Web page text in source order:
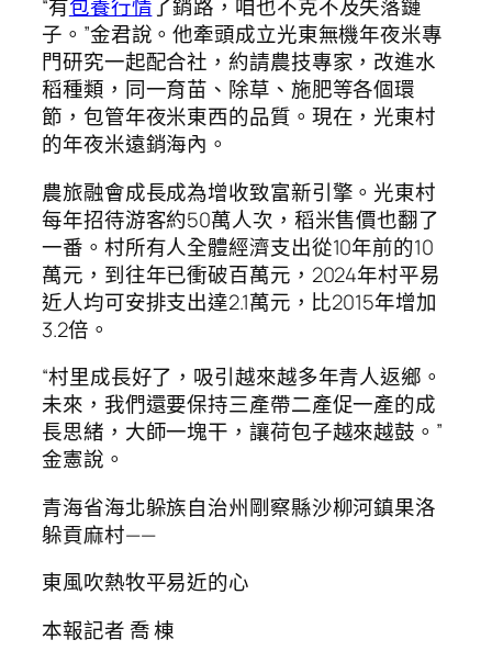
“有包養行情了銷路，咱也不克不及失落鏈
子。”金君說。他牽頭成立光東無機年夜米專
門研究一起配合社，約請農技專家，改進水
稻種類，同一育苗、除草、施肥等各個環
節，包管年夜米東西的品質。現在，光東村
的年夜米遠銷海內。
農旅融會成長成為增收致富新引擎。光東村
每年招待游客約50萬人次，稻米售價也翻了
一番。村所有人全體經濟支出從10年前的10
萬元，到往年已衝破百萬元，2024年村平易
近人均可安排支出達2.1萬元，比2015年增加
3.2倍。
“村里成長好了，吸引越來越多年青人返鄉。
未來，我們還要保持三產帶二產促一產的成
長思緒，大師一塊干，讓荷包子越來越鼓。”
金憲說。
青海省海北躲族自治州剛察縣沙柳河鎮果洛
躲貢麻村——
東風吹熱牧平易近的心
本報記者 喬 棟